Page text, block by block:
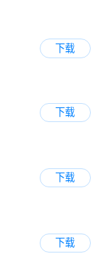
下载
下载
下载
下载